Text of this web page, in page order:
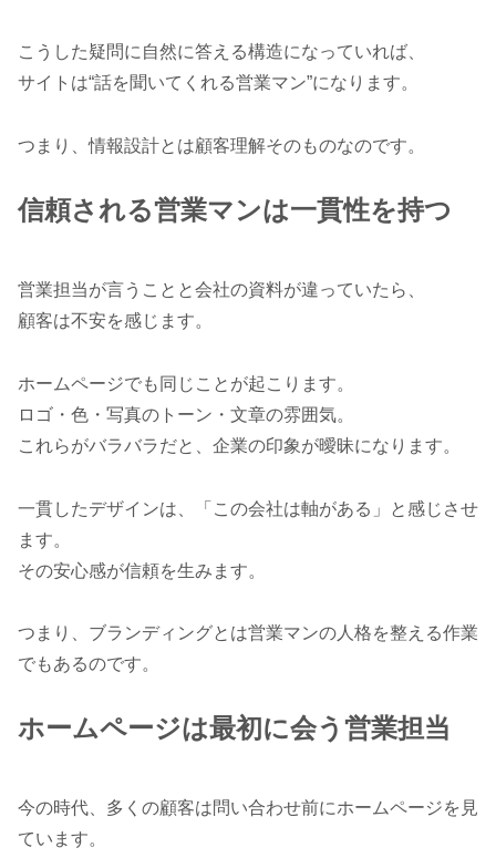
こうした疑問に自然に答える構造になっていれば、
サイトは“話を聞いてくれる営業マン”になります。
つまり、情報設計とは顧客理解そのものなのです。
信頼される営業マンは一貫性を持つ
営業担当が言うことと会社の資料が違っていたら、
顧客は不安を感じます。
ホームページでも同じことが起こります。
ロゴ・色・写真のトーン・文章の雰囲気。
これらがバラバラだと、企業の印象が曖昧になります。
一貫したデザインは、「この会社は軸がある」と感じさせ
ます。
その安心感が信頼を生みます。
つまり、ブランディングとは営業マンの人格を整える作業
でもあるのです。
ホームページは最初に会う営業担当
今の時代、多くの顧客は問い合わせ前にホームページを見
ています。